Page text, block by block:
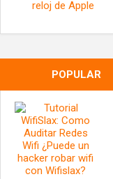
POPULAR